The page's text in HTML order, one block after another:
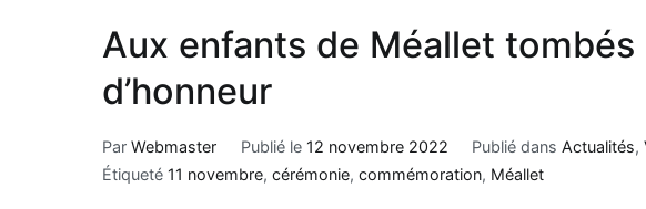
Aux enfants de Méallet tombés
d’honneur
Par Webmaster Publié le 12 novembre 2022 Publié dansActualités,
Étiqueté 11 novembre, cérémonie, commémoration, Méallet